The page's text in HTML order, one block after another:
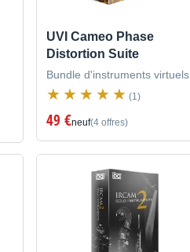
UVI Cameo Phase
Distortion Suite
Bundle d'instruments virtuels
(1)
49 €neuf(4 offres)